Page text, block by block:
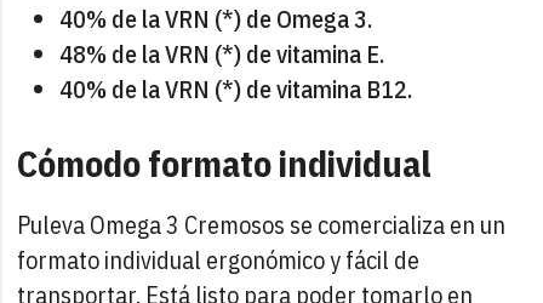
40% de la VRN (*) de Omega 3.
48% de la VRN (*) de vitamina E.
40% de la VRN (*) de vitamina B12.
Cómodo formato individual
Puleva Omega 3 Cremosos se comercializa en un
formato individual ergonómico y fácil de
transportar. Está listo para poder tomarlo en